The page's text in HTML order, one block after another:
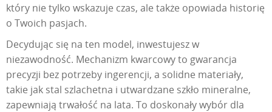
który nie tylko wskazuje czas, ale także opowiada historię
o Twoich pasjach.
Decydując się na ten model, inwestujesz w
niezawodność. Mechanizm kwarcowy to gwarancja
precyzji bez potrzeby ingerencji, a solidne materiały,
takie jak stal szlachetna i utwardzane szkło mineralne,
zapewniają trwałość na lata. To doskonały wybór dla